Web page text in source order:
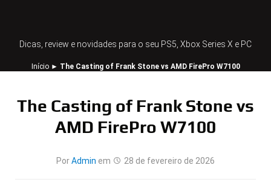
Dicas, review e novidades para o seu PS5, Xbox Series X e PC
Início► The Casting of Frank Stone vs AMD FirePro W7100
The Casting of Frank Stone vs
AMD FirePro W7100
PorAdmin em 28 de fevereiro de 2026